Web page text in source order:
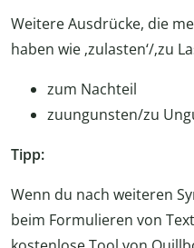
Weitere Ausdrücke, die
haben wie ‚zulasten‘/‚zu
zum Nachteil
zuungunsten/zu
Tipp:
Wenn du nach weiteren
beim Formulieren von